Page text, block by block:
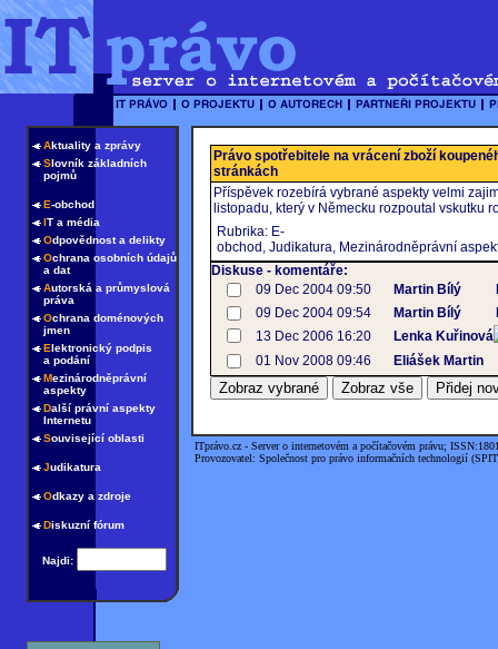
Aktuality a zprávy
Slovník základních
pojmů
E-obchod
IT a média
Odpovědnost a delikty
Ochrana osobních údajů
a dat
Autorská a průmyslová
práva
Ochrana doménových
jmen
Elektronický podpis
a podání
Mezinárodněprávní
aspekty
Další právní aspekty
Internetu
Související oblasti
Judikatura
Odkazy a zdroje
Diskuzní fórum
Najdi:
Právo spotřebitele na vrácení zboží
stránkách
Příspěvek rozebírá vybrané aspekty velmi
listopadu, který v Německu rozpoutal vskutku
Rubrika: E-
obchod, Judikatura, Mezinárodněprávní
Diskuse - komentáře:
09 Dec 2004 09:50
Martin Bílý
09 Dec 2004 09:54
Martin Bílý
13 Dec 2006 16:20
Lenka Kuřinová
01 Nov 2008 09:46
Eliášek Martin
ITprávo.cz - Server o internetovém a počítačovém právu;
Provozovatel: Společnost pro právo informačních technologií